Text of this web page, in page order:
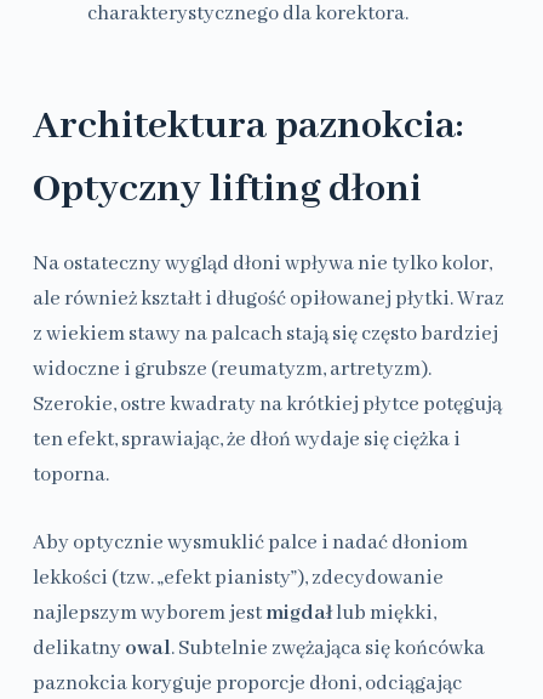
charakterystycznego dla korektora.
Architektura paznokcia:
Optyczny lifting dłoni
Na ostateczny wygląd dłoni wpływa nie tylko kolor,
ale również kształt i długość opiłowanej płytki. Wraz
z wiekiem stawy na palcach stają się często bardziej
widoczne i grubsze (reumatyzm, artretyzm).
Szerokie, ostre kwadraty na krótkiej płytce potęgują
ten efekt, sprawiając, że dłoń wydaje się ciężka i
toporna.
Aby optycznie wysmuklić palce i nadać dłoniom
lekkości (tzw. „efekt pianisty”), zdecydowanie
najlepszym wyborem jestmigdałlub miękki,
delikatnyowal. Subtelnie zwężająca się końcówka
paznokcia koryguje proporcje dłoni, odciągając